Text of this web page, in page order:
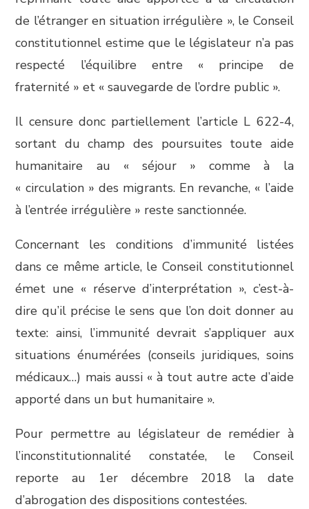
de l’étranger en situation irrégulière », le Conseil
constitutionnel estime que le législateur n’a pas
respecté l’équilibre entre « principe de
fraternité » et « sauvegarde de l’ordre public ».
Il censure donc partiellement l’article L 622-4,
sortant du champ des poursuites toute aide
humanitaire au « séjour » comme à la
« circulation » des migrants. En revanche, « l’aide
à l’entrée irrégulière » reste sanctionnée.
Concernant les conditions d’immunité listées
dans ce même article, le Conseil constitutionnel
émet une « réserve d’interprétation », c’est-à-
dire qu’il précise le sens que l’on doit donner au
texte: ainsi, l’immunité devrait s’appliquer aux
situations énumérées (conseils juridiques, soins
médicaux…) mais aussi « à tout autre acte d’aide
apporté dans un but humanitaire ».
Pour permettre au législateur de remédier à
l’inconstitutionnalité constatée, le Conseil
reporte au 1er décembre 2018 la date
d’abrogation des dispositions contestées.